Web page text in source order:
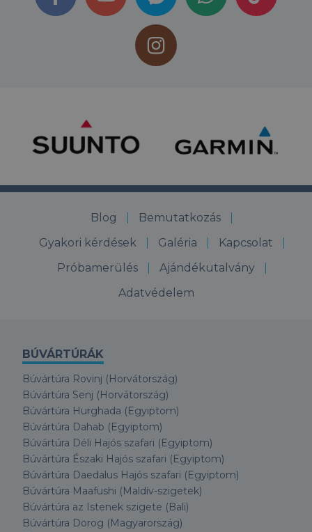
Blog
Bemutatkozás
Gyakori kérdések
Galéria
Kapcsolat
Próbamerülés
Ajándékutalvány
Adatvédelem
BÚVÁRTÚRÁK
Búvártúra Rovinj (Horvátország)
Búvártúra Senj (Horvátország)
Búvártúra Hurghada (Egyiptom)
Búvártúra Dahab (Egyiptom)
Búvártúra Déli Hajós szafari (Egyiptom)
Búvártúra Északi Hajós szafari (Egyiptom)
Búvártúra Daedalus Hajós szafari (Egyiptom)
Búvártúra Maafushi (Maldív-szigetek)
Búvártúra az Istenek szigete (Bali)
Búvártúra Dorog (Magyarország)